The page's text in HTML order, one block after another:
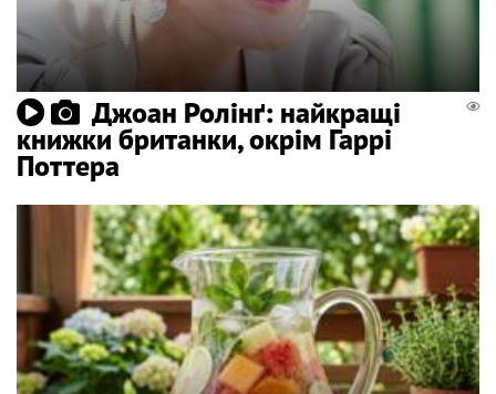
Джоан Ролінґ: найкращі
книжки британки, окрім Гаррі
Поттера